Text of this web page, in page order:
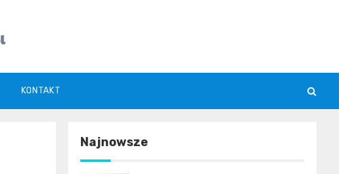
KONTAKT
Najnowsze